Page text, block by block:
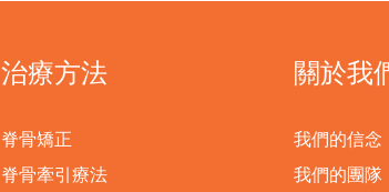
治療方法
脊骨矯正
脊骨牽引療法
關於我
我們的信念
我們的團隊